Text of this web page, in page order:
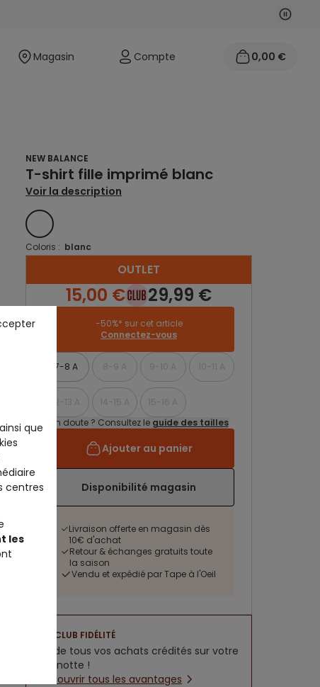
Magasin Compte 0,00 €
NEW BALANCE
T-shirt fille imprimé blanc
Voir la description
BLANC
Coloris : blanc
OUTLET
15,00 € 29,99 €
-50%* sur cet article
Connectez-vous
7-8 A 8-9 A 9-10 A 10-11 A
12-13 A 14-15 A
15-16 A
Un doute ? Consultez le guide des tailles
Ajouter au panier
Disponibilité magasin
Livraison offerte en magasin dès
10€ d'achat
Retour & échanges gratuits toute
la saison
Vendu et expédié par Tape à l'Oeil
CLUB FIDÉLITÉ
5% de tous vos achats crédités sur votre
cagnotte !
Découvrir tous les avantages
que
centres
les